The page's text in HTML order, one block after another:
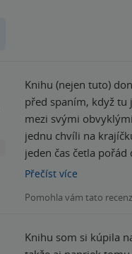
Knihu (nejen tuto)
před spaním, když tu
mezi svými
jednu chvíli na
jeden čas četla
čistila a olejovala a
mi prostě Míšova
mohla napsat sama
Přečíst více
Pomohla vám tato
Knihu som si kúpila